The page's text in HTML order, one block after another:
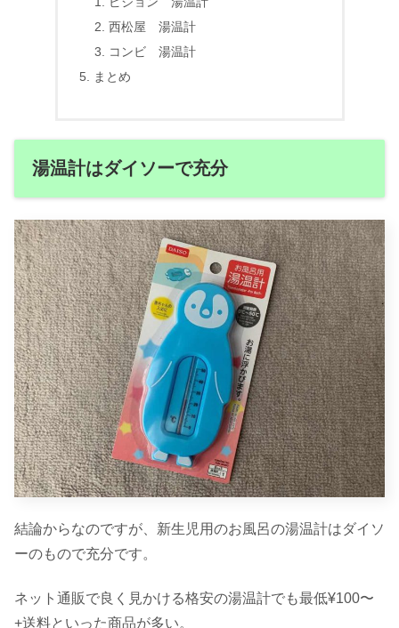
西松屋 湯温計
コンビ 湯温計
まとめ
湯温計はダイソーで充分
結論からなのですが、新生児用のお風呂の湯温計はダイソ
ーのもので充分です。
ネット通販で良く見かける格安の湯温計でも最低¥100〜
+送料といった商品が多い。